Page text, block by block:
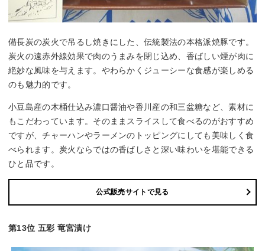
備長炭の炭火で吊るし焼きにした、伝統製法の本格派焼豚です。
炭火の遠赤外線効果で肉のうまみを閉じ込め、香ばしい煙が肉に
絶妙な風味を与えます。やわらかくジューシーな食感が楽しめる
のも魅力的です。
小豆島産の木桶仕込み濃口醤油や香川産の和三盆糖など、素材に
もこだわっています。そのままスライスして食べるのがおすすめ
ですが、チャーハンやラーメンのトッピングにしても美味しく食
べられます。炭火ならではの香ばしさと深い味わいを堪能できる
ひと品です。
公式販売サイトで見る
第13位 五彩 竜宮漬け